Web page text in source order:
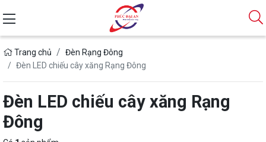
Trang chủ
Đèn Rạng Đông
Đèn LED chiếu cây xăng Rạng Đông
Đèn LED chiếu cây xăng Rạng
Đông